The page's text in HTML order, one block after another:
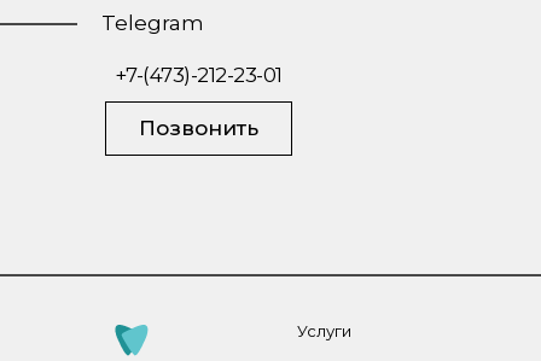
+7-(473)-212-23-01
Telegram
Позвонить
Услуги